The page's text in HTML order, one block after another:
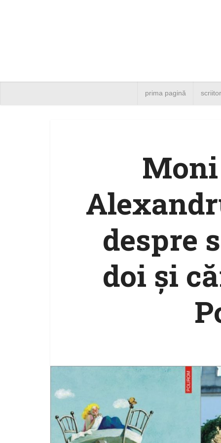
prima pagină
despre
doi şi